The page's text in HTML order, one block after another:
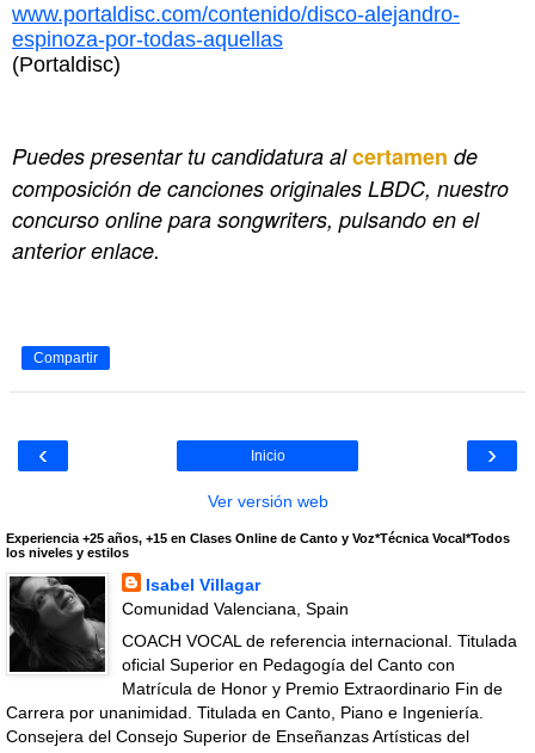
www.portaldisc.com/contenido/disco-alejandro-
espinoza-por-todas-aquellas
(Portaldisc)
Puedes presentar tu candidatura alcertamen de
composición de canciones originales LBDC, nuestro
concurso online para songwriters, pulsando en el
anterior enlace.
Compartir
‹ ›
Inicio
Ver versión web
Experiencia +25 años, +15 en Clases Online de Canto y Voz*Técnica Vocal*Todos
los niveles y estilos
Isabel Villagar
Comunidad Valenciana, Spain
COACH VOCAL de referencia internacional. Titulada
oficial Superior en Pedagogía del Canto con
Matrícula de Honor y Premio Extraordinario Fin de
Carrera por unanimidad. Titulada en Canto, Piano e Ingeniería.
Consejera del Consejo Superior de Enseñanzas Artísticas del